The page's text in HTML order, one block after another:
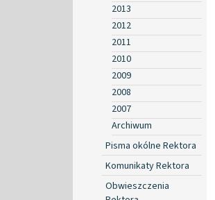
2013
2012
2011
2010
2009
2008
2007
Archiwum
Pisma okólne Rektora
Komunikaty Rektora
Obwieszczenia